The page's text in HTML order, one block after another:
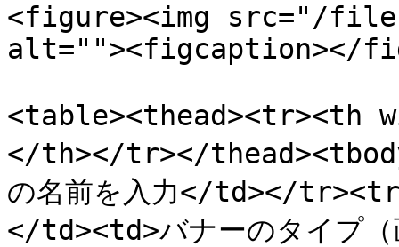
<figure><img src="/files/
alt=""><figcaption></
<table><thead><tr><th
</th></tr></
の名前を入力</td></
</td><td>バナーのタイプ